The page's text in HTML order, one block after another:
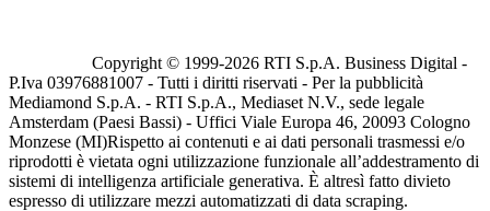
Copyright © 1999-2026 RTI S.p.A. Business Digital -
P.Iva 03976881007 - Tutti i diritti riservati - Per la pubblicità
Mediamond S.p.A. - RTI S.p.A., Mediaset N.V., sede legale
Amsterdam (Paesi Bassi) - Uffici Viale Europa 46, 20093 Cologno
Monzese (MI)Rispetto ai contenuti e ai dati personali trasmessi e/o
riprodotti è vietata ogni utilizzazione funzionale all’addestramento di
sistemi di intelligenza artificiale generativa. È altresì fatto divieto
espresso di utilizzare mezzi automatizzati di data scraping.